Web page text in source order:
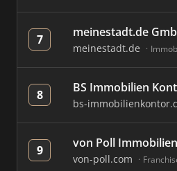
7 meinestadt.de
meinestadt.de
8 BS Immobilien
bs-
9 von Poll
von-poll.com